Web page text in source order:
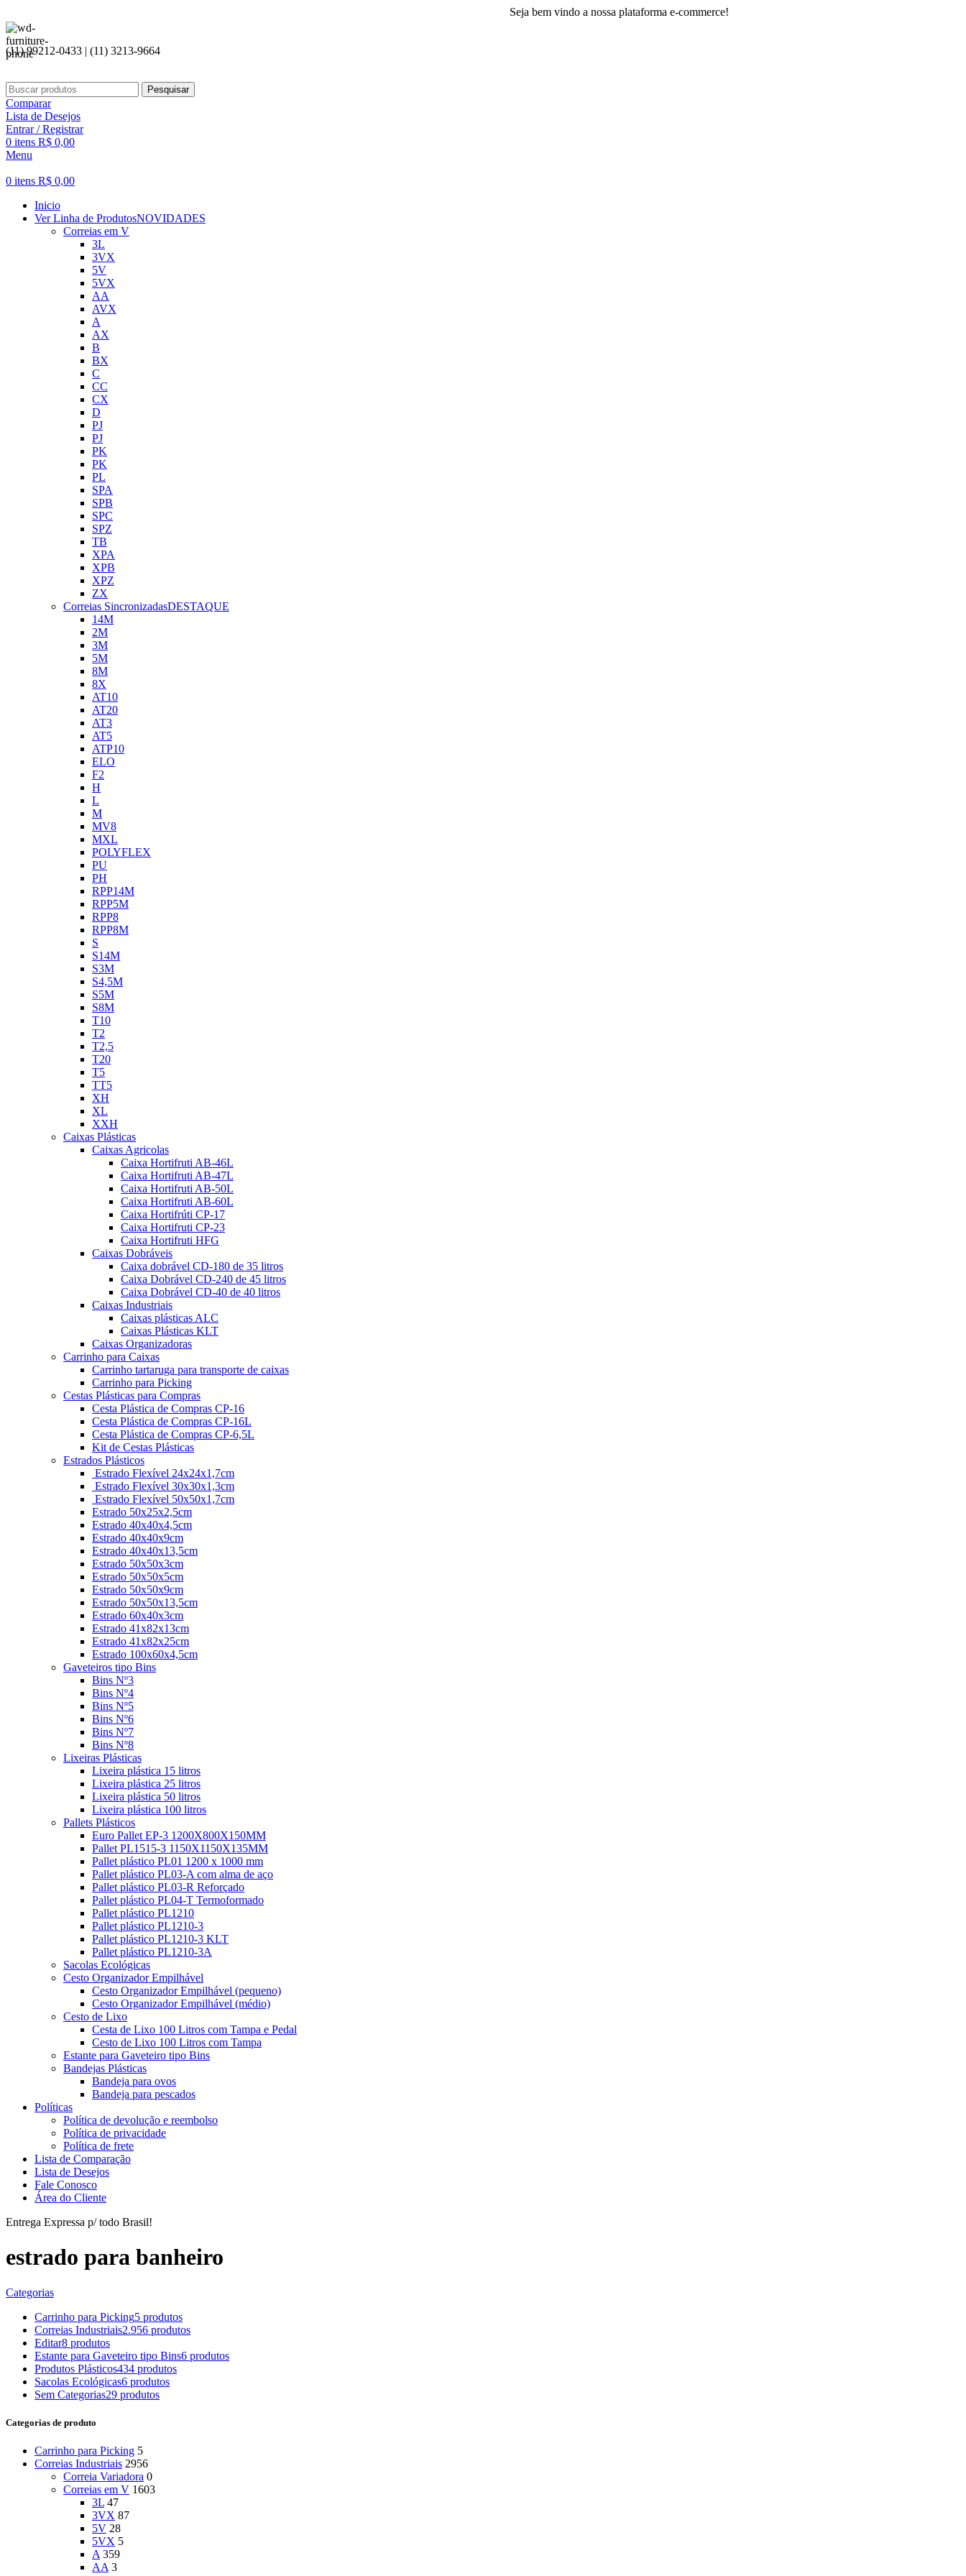
Seja bem vindo a nossa plataforma e-commerce!
(11) 99212-0433 | (11) 3213-9664
Pesquisar
Comparar
Lista de Desejos
Entrar / Registrar
0 itens R$ 0,00
Menu
0 itens R$ 0,00
Inicio
Ver Linha de ProdutosNOVIDADES
Correias em V
3L
3VX
5V
5VX
AA
AVX
A
AX
B
BX
C
CC
CX
D
PJ
PJ
PK
PK
PL
SPA
SPB
SPC
SPZ
TB
XPA
XPB
XPZ
ZX
Correias SincronizadasDESTAQUE
14M
2M
3M
5M
8M
8X
AT10
AT20
AT3
AT5
ATP10
ELO
F2
H
L
M
MV8
MXL
POLYFLEX
PU
PH
RPP14M
RPP5M
RPP8
RPP8M
S
S14M
S3M
S4,5M
S5M
S8M
T10
T2
T2,5
T20
T5
TT5
XH
XL
XXH
Caixas Plásticas
Caixas Agricolas
Caixa Hortifruti AB-46L
Caixa Hortifruti AB-47L
Caixa Hortifruti AB-50L
Caixa Hortifruti AB-60L
Caixa Hortifrúti CP-17
Caixa Hortifruti CP-23
Caixa Hortifruti HFG
Caixas Dobráveis
Caixa dobrável CD-180 de 35 litros
Caixa Dobrável CD-240 de 45 litros
Caixa Dobrável CD-40 de 40 litros
Caixas Industriais
Caixas plásticas ALC
Caixas Plásticas KLT
Caixas Organizadoras
Carrinho para Caixas
Carrinho tartaruga para transporte de caixas
Carrinho para Picking
Cestas Plásticas para Compras
Cesta Plástica de Compras CP-16
Cesta Plástica de Compras CP-16L
Cesta Plástica de Compras CP-6,5L
Kit de Cestas Plásticas
Estrados Plásticos
Estrado Flexível 24x24x1,7cm
Estrado Flexível 30x30x1,3cm
Estrado Flexível 50x50x1,7cm
Estrado 50x25x2,5cm
Estrado 40x40x4,5cm
Estrado 40x40x9cm
Estrado 40x40x13,5cm
Estrado 50x50x3cm
Estrado 50x50x5cm
Estrado 50x50x9cm
Estrado 50x50x13,5cm
Estrado 60x40x3cm
Estrado 41x82x13cm
Estrado 41x82x25cm
Estrado 100x60x4,5cm
Gaveteiros tipo Bins
Bins Nº3
Bins Nº4
Bins Nº5
Bins Nº6
Bins Nº7
Bins Nº8
Lixeiras Plásticas
Lixeira plástica 15 litros
Lixeira plástica 25 litros
Lixeira plástica 50 litros
Lixeira plástica 100 litros
Pallets Plásticos
Euro Pallet EP-3 1200X800X150MM
Pallet PL1515-3 1150X1150X135MM
Pallet plástico PL01 1200 x 1000 mm
Pallet plástico PL03-A com alma de aço
Pallet plástico PL03-R Reforçado
Pallet plástico PL04-T Termoformado
Pallet plástico PL1210
Pallet plástico PL1210-3
Pallet plástico PL1210-3 KLT
Pallet plástico PL1210-3A
Sacolas Ecológicas
Cesto Organizador Empilhável
Cesto Organizador Empilhável (pequeno)
Cesto Organizador Empilhável (médio)
Cesto de Lixo
Cesta de Lixo 100 Litros com Tampa e Pedal
Cesto de Lixo 100 Litros com Tampa
Estante para Gaveteiro tipo Bins
Bandejas Plásticas
Bandeja para ovos
Bandeja para pescados
Políticas
Política de devolução e reembolso
Política de privacidade
Política de frete
Lista de Comparação
Lista de Desejos
Fale Conosco
Área do Cliente
Entrega Expressa p/ todo Brasil!
estrado para banheiro
Categorias
Carrinho para Picking5 produtos
Correias Industriais2.956 produtos
Editar8 produtos
Estante para Gaveteiro tipo Bins6 produtos
Produtos Plásticos434 produtos
Sacolas Ecológicas6 produtos
Sem Categorias29 produtos
Categorias de produto
Carrinho para Picking 5
Correias Industriais 2956
Correia Variadora 0
Correias em V 1603
3L 47
3VX 87
5V 28
5VX 5
A 359
AA 3